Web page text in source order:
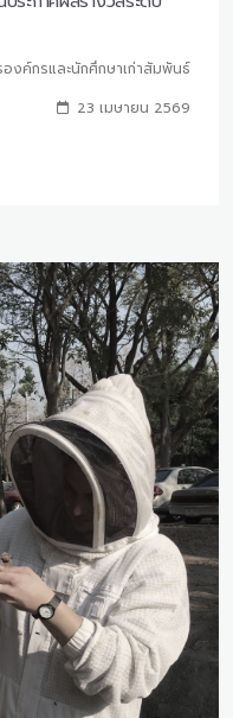
งค์กรและนักศึกษาเก่าสัมพันธ์
23 เมษายน 2569